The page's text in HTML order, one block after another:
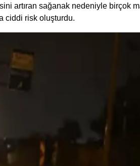
artıran sağanak nedeniyle birçok
ciddi risk oluşturdu.